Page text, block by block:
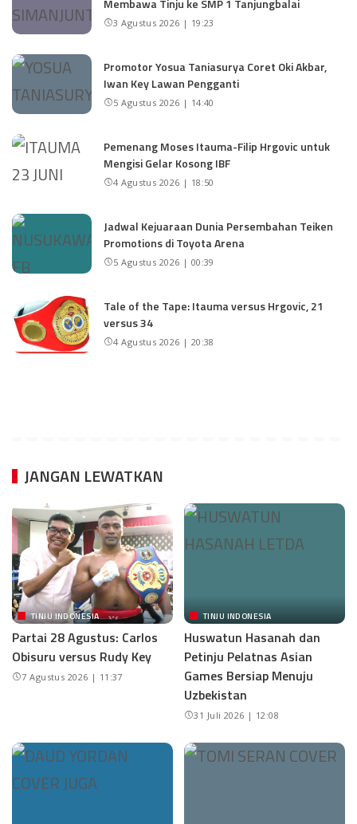
3 Agustus 2026 | 19:23
Promotor Yosua Taniasurya Coret Oki Akbar,
Iwan Key Lawan Pengganti
5 Agustus 2026 | 14:40
Pemenang Moses Itauma-Filip Hrgovic untuk
Mengisi Gelar Kosong IBF
4 Agustus 2026 | 18:50
Jadwal Kejuaraan Dunia Persembahan Teiken
Promotions di Toyota Arena
5 Agustus 2026 | 00:39
Tale of the Tape: Itauma versus Hrgovic, 21
versus 34
4 Agustus 2026 | 20:38
JANGAN LEWATKAN
TINJU INDONESIA
Partai 28 Agustus: Carlos
Obisuru versus Rudy Key
7 Agustus 2026 | 11:37
TINJU INDONESIA
Huswatun Hasanah dan
Petinju Pelatnas Asian
Games Bersiap Menuju
Uzbekistan
31 Juli 2026 | 12:08